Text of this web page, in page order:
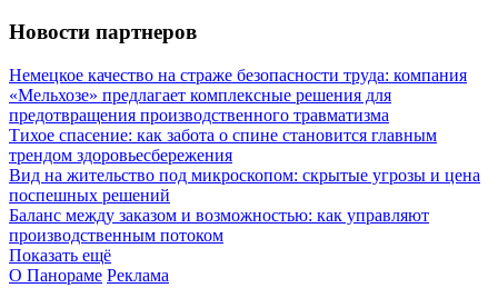
Новости партнеров
Немецкое качество на страже безопасности труда: компания
«Мельхозе» предлагает комплексные решения для
предотвращения производственного травматизма
Тихое спасение: как забота о спине становится главным
трендом здоровьесбережения
Вид на жительство под микроскопом: скрытые угрозы и цена
поспешных решений
Баланс между заказом и возможностью: как управляют
производственным потоком
Показать ещё
О Панораме Реклама